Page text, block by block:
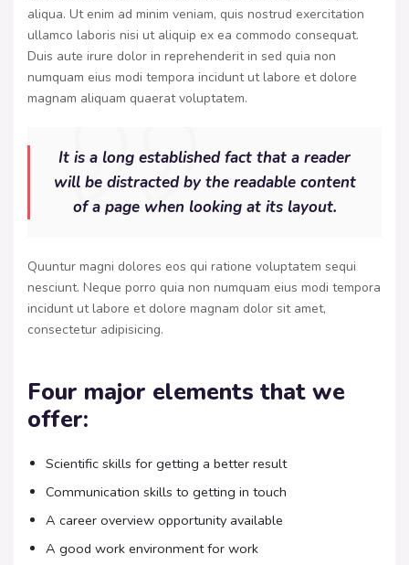
aliqua. Ut enim ad minim veniam, quis nostrud exercitation
ullamco laboris nisi ut aliquip ex ea commodo consequat.
Duis aute irure dolor in reprehenderit in sed quia non
numquam eius modi tempora incidunt ut labore et dolore
magnam aliquam quaerat voluptatem.
It is a long established fact that a reader
will be distracted by the readable content
of a page when looking at its layout.
Quuntur magni dolores eos qui ratione voluptatem sequi
nesciunt. Neque porro quia non numquam eius modi tempora
incidunt ut labore et dolore magnam dolor sit amet,
consectetur adipisicing.
Four major elements that we
offer:
Scientific skills for getting a better result
Communication skills to getting in touch
A career overview opportunity available
A good work environment for work